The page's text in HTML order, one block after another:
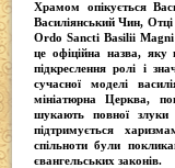
Храмом опікується
Василіянський Чин,
Ordо Sancti Basilii
це офіційна назва, яку
підкреслення ролі і
сучасної моделі
мініатюрна Церква,
шукають повної
підтримується
спільноти були
євангельських законів.